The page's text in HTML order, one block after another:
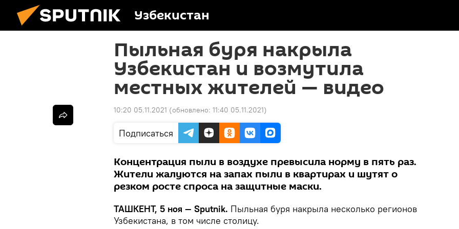
Узбекистан
Пыльная буря накрыла
Узбекистан и возмутила
местных жителей — видео
10:20 05.11.2021 (обновлено: 11:40 05.11.2021)
Подписаться
Концентрация пыли в воздухе превысила норму в пять раз.
Жители жалуются на запах пыли в квартирах и шутят о
резком росте спроса на защитные маски.
ТАШКЕНТ, 5 ноя — Sputnik. Пыльная буря накрыла несколько регионов
Узбекистана, в том числе столицу.